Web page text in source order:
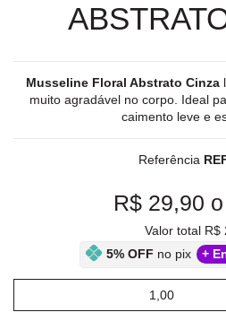
Musseline Floral Abstrato Cinza
muito agradável no corpo. Ideal
caimento leve e
Referência
R$ 29,90
Valor total R$
5% OFF no pix +